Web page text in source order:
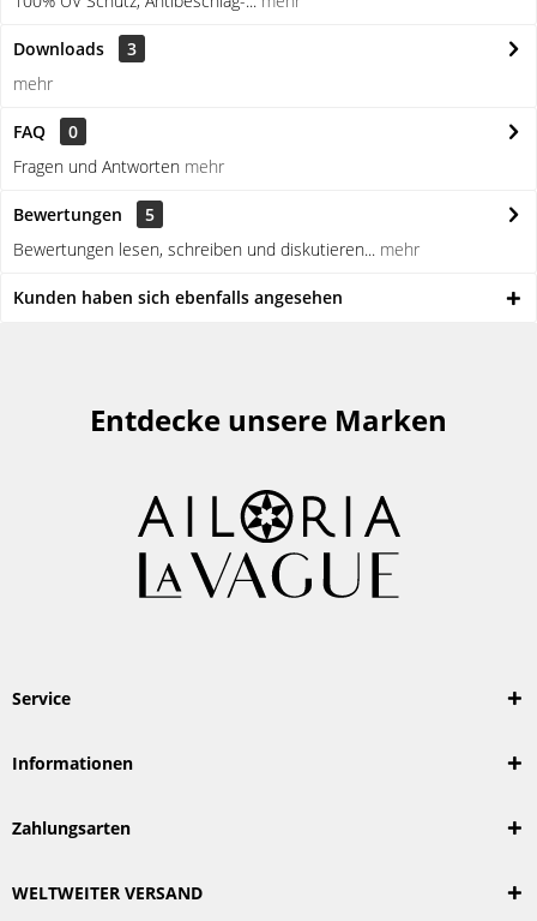
Downloads
3
mehr
FAQ
0
Fragen und Antworten mehr
Bewertungen
5
Bewertungen lesen, schreiben und diskutieren... mehr
Kunden haben sich ebenfalls angesehen
Entdecke unsere Marken
Service
Informationen
Zahlungsarten
WELTWEITER VERSAND